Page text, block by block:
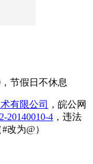
节假日不休息
有限公司
，皖公网
20140010-4 ，违法
改为@）